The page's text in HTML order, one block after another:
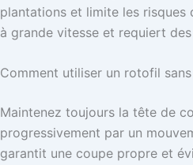
plantations et limite les risques
à grande vitesse et requiert
Comment utiliser un rotofil
Maintenez toujours la tête de
progressivement par un
garantit une coupe propre et